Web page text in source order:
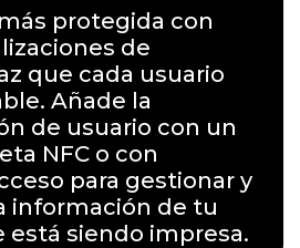
protegida con
de
que cada usuario
Añade la
de usuario con un
NFC o con
para gestionar y
información de tu
está siendo impresa.